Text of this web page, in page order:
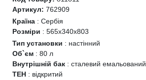
Артикул: 762909
Країна : Сербія
Розміри : 565x340x803
Тип установки : настінний
Об`єм : 80 л
Внутрішній бак : сталевий емальований
ТЕН : відкритий